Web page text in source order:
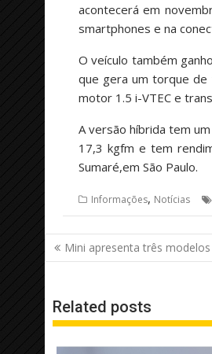
acontecerá em
smartphones e na
O veículo também
que gera um torque de
motor 1.5 i-VTEC e
A versão híbrida tem
17,3 kgfm e tem
Sumaré,em São Paulo.
Informações, Notícias
Navegação
de
Mini apresenta três
Related posts